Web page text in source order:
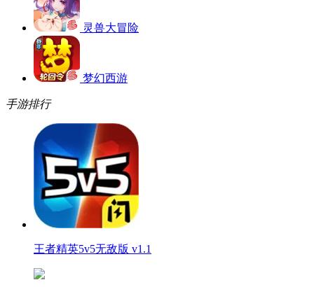
灵兽大冒险
梦幻西游
手游排行
王者精英5v5无敌版 v1.1